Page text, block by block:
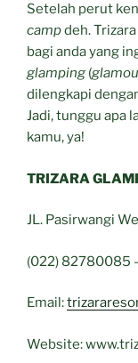
Setelah perut
campdeh.
bagi anda yang
glamping (
dilengkapi
Jadi, tunggu apa
kamu, ya!
TRIZARA
JL. Pasirwangi
(022) 82780085
Email:
Website: